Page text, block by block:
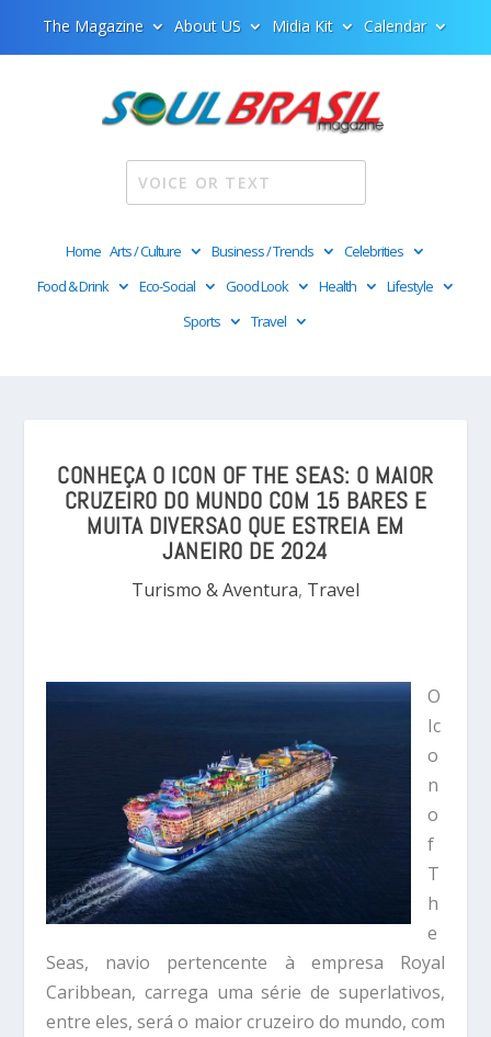
The Magazine About US Midia Kit Calendar
Home Arts / Culture Business / Trends
Celebrities
Food & Drink
Eco-Social Good Look Health
Lifestyle
Sports
Travel
CONHEÇA O ICON OF THE SEAS: O MAIOR
CRUZEIRO DO MUNDO COM 15 BARES E
MUITA DIVERSAO QUE ESTREIA EM
JANEIRO DE 2024
Turismo & Aventura, Travel
O
Ic
o
n
o
f
T
h
e
Seas, navio pertencente à empresa Royal
Caribbean, carrega uma série de superlativos,
entre eles, será o maior cruzeiro do mundo, com